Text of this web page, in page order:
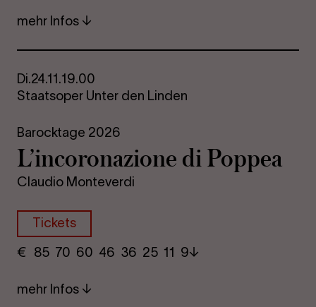
mehr Infos
Di.24.11.19.00
Staatsoper Unter den Linden
Barocktage 2026
L’in­co­ro­na­zio­ne di Pop­pea
Claudio Monteverdi
Tickets
€ ​ 85 70 60​ 46 36 25​ 11 9
mehr Infos